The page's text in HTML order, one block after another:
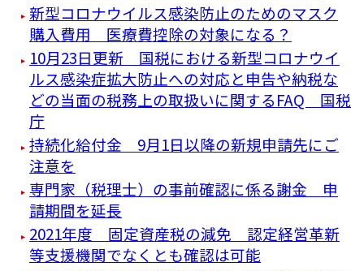
新型コロナウイルス感染防止のためのマスク
購入費用 医療費控除の対象になる？
10月23日更新 国税における新型コロナウイ
ルス感染症拡大防止への対応と申告や納税な
どの当面の税務上の取扱いに関するFAQ 国税
庁
持続化給付金 9月1日以降の新規申請先にご
注意を
専門家（税理士）の事前確認に係る謝金 申
請期間を延長
2021年度 固定資産税の減免 認定経営革新
等支援機関でなくとも確認は可能